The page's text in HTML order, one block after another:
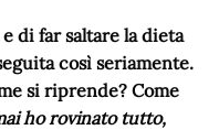
di far saltare la dieta
così seriamente.
si riprende? Come
ho rovinato tutto,